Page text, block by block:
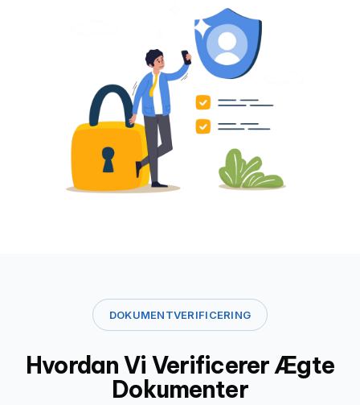
DOKUMENTVERIFICERING
Hvordan Vi Verificerer Ægte
Dokumenter